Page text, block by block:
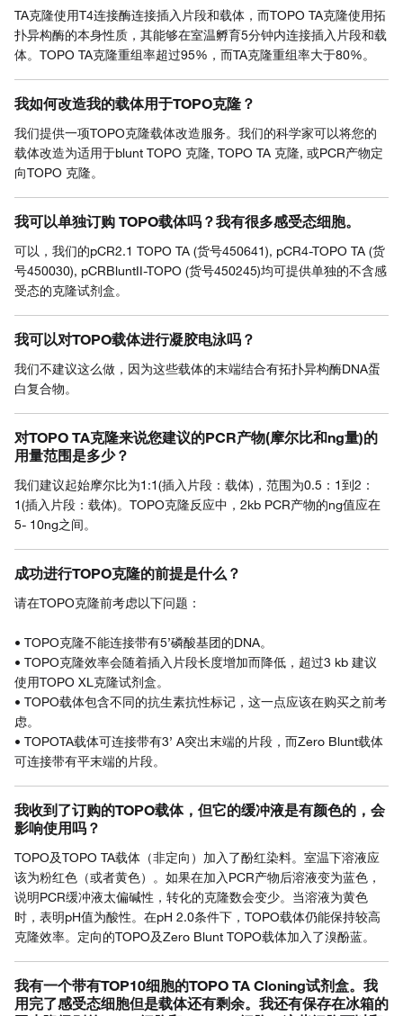
TA克隆使用T4连接酶连接插入片段和载体，而TOPO TA克隆使用拓
扑异构酶的本身性质，其能够在室温孵育5分钟内连接插入片段和载
体。TOPO TA克隆重组率超过95%，而TA克隆重组率大于80%。
我如何改造我的载体用于TOPO克隆？
我们提供一项TOPO克隆载体改造服务。我们的科学家可以将您的
载体改造为适用于blunt TOPO 克隆, TOPO TA 克隆, 或PCR产物定
向TOPO 克隆。
我可以单独订购 TOPO载体吗？我有很多感受态细胞。
可以，我们的pCR2.1 TOPO TA (货号450641), pCR4-TOPO TA (货
号450030), pCRBluntII-TOPO (货号450245)均可提供单独的不含感
受态的克隆试剂盒。
我可以对TOPO载体进行凝胶电泳吗？
我们不建议这么做，因为这些载体的末端结合有拓扑异构酶DNA蛋
白复合物。
对TOPO TA克隆来说您建议的PCR产物(摩尔比和ng量)的
用量范围是多少？
我们建议起始摩尔比为1:1(插入片段：载体)，范围为0.5：1到2：
1(插入片段：载体)。TOPO克隆反应中，2kb PCR产物的ng值应在
5- 10ng之间。
成功进行TOPO克隆的前提是什么？
请在TOPO克隆前考虑以下问题：
• TOPO克隆不能连接带有5’磷酸基团的DNA。
• TOPO克隆效率会随着插入片段长度增加而降低，超过3 kb 建议
使用TOPO XL克隆试剂盒。
• TOPO载体包含不同的抗生素抗性标记，这一点应该在购买之前考
虑。
• TOPOTA载体可连接带有3’ A突出末端的片段，而Zero Blunt载体
可连接带有平末端的片段。
我收到了订购的TOPO载体，但它的缓冲液是有颜色的，会
影响使用吗？
TOPO及TOPO TA载体（非定向）加入了酚红染料。室温下溶液应
该为粉红色（或者黄色）。如果在加入PCR产物后溶液变为蓝色，
说明PCR缓冲液太偏碱性，转化的克隆数会变少。当溶液为黄色
时，表明pH值为酸性。在pH 2.0条件下，TOPO载体仍能保持较高
克隆效率。定向的TOPO及Zero Blunt TOPO载体加入了溴酚蓝。
我有一个带有TOP10细胞的TOPO TA Cloning试剂盒。我
用完了感受态细胞但是载体还有剩余。我还有保存在冰箱的